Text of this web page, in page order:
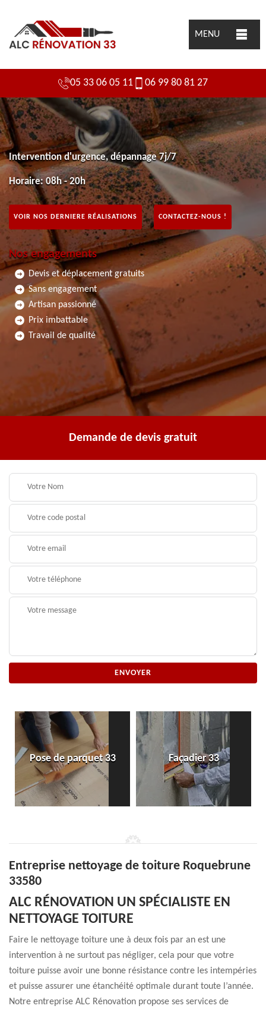
MENU
05 33 06 05 11 06 99 80 81 27
Intervention d'urgence, dépannage 7j/7
Horaire: 08h - 20h
VOIR NOS DERNIERE RÉALISATIONS CONTACTEZ-NOUS !
Nos engagements
Devis et déplacement gratuits
Sans engagement
Artisan passionné
Prix imbattable
Travail de qualité
Demande de devis gratuit
Pose de parquet 33 Façadier 33
Entreprise nettoyage de toiture Roquebrune
33580
ALC RÉNOVATION UN SPÉCIALISTE EN
NETTOYAGE TOITURE
Faire le nettoyage toiture une à deux fois par an est une
intervention à ne surtout pas négliger, cela pour que votre
toiture puisse avoir une bonne résistance contre les intempéries
et puisse assurer une étanchéité optimale durant toute l’année.
Notre entreprise ALC Rénovation propose ses services de